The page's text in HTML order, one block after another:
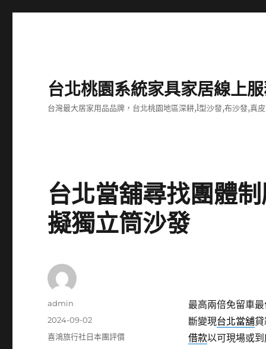
台北桃園系統家具家居線上
台灣最大居家用品品牌，台北桃園地區深耕,l型沙發,布沙發,真
台北當舖尋找團體
擬獨立筒沙發
最高兩倍免留車
斷變現台北當舖
借款以可​現場或
作
admin
發
佈
2024-09-02
分
喜鴻旅行社日本團評價